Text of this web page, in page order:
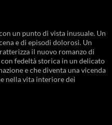
un punto di vista inusuale. Un
e di episodi dolorosi. Un
il nuovo romanzo di
fedeltà storica in un delicato
e che diventa una vicenda
nella vita interiore dei